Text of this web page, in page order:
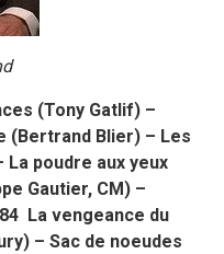
(Tony Gatlif) –
(Bertrand Blier) – Les
poudre aux yeux
Gautier, CM) –
La vengeance du
– Sac de noeudes